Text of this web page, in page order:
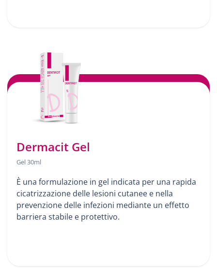
Dermacit Gel
Gel 30ml
È una formulazione in gel indicata per una rapida
cicatrizzazione delle lesioni cutanee e nella
prevenzione delle infezioni mediante un effetto
barriera stabile e protettivo.